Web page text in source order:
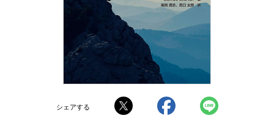
シェアする